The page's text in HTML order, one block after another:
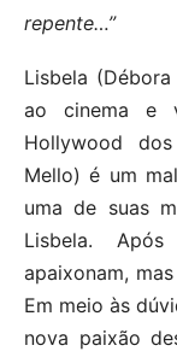
repente…”
Lisbela
ao cinema e
Hollywood
Mello) é um
uma de suas
Lisbela.
apaixonam,
Em meio às
nova paixão